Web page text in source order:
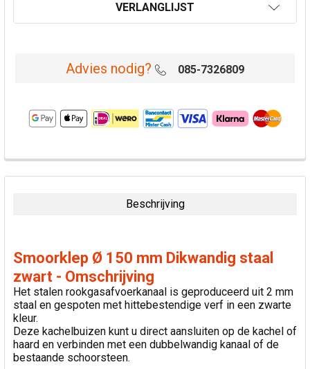
VERLANGLIJST
Advies nodig? 085-7326809
VAAK
SAMEN
VOEG
GESELECTEERDE
TOE AAN
WINKELWAGEN
Beschrijving
Smoorklep Ø 150 mm Dikwandig staal
zwart - Omschrijving
Het stalen rookgasafvoerkanaal is geproduceerd uit 2 mm
staal en gespoten met hittebestendige verf in een zwarte
kleur.
Deze kachelbuizen kunt u direct aansluiten op de kachel of
haard en verbinden met een dubbelwandig kanaal of de
bestaande schoorsteen.